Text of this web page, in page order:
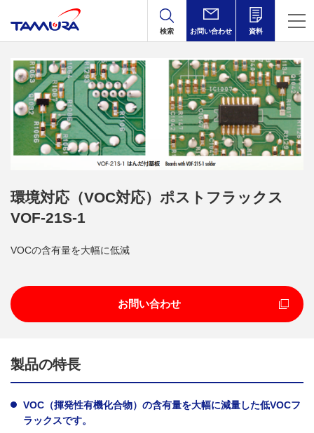
検索 お問い合わせ 資料
環境対応（VOC対応）ポストフラックス
VOF-21S-1
VOCの含有量を大幅に低減
お問い合わせ
製品の特長
VOC（揮発性有機化合物）の含有量を大幅に減量した低VOCフ
ラックスです。